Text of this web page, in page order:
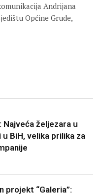
Andrijana
Općine Grude,
Najveća željezara u
BiH, velika prilika za
projekt “Galeria”: